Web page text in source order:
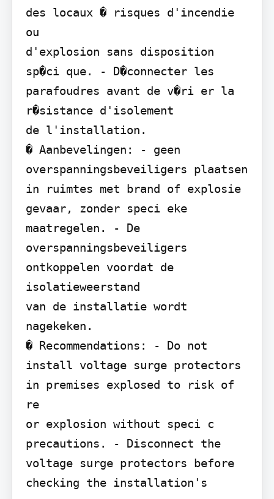
des locaux � risques d'incendie
ou
d'explosion sans disposition
sp�ci que. - D�connecter les
parafoudres avant de v�ri er la
r�sistance d'isolement
de l'installation.
� Aanbevelingen: - geen
overspanningsbeveiligers plaatsen
in ruimtes met brand of explosie
gevaar, zonder speci eke
maatregelen. - De
overspanningsbeveiligers
ontkoppelen voordat de
isolatieweerstand
van de installatie wordt
nagekeken.
� Recommendations: - Do not
install voltage surge protectors
in premises explosed to risk of
re
or explosion without speci c
precautions. - Disconnect the
voltage surge protectors before
checking the installation's